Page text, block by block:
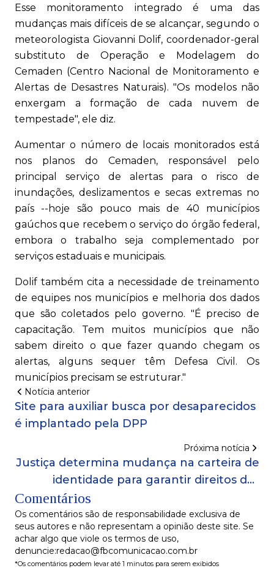
Esse monitoramento integrado é uma das
mudanças mais difíceis de se alcançar, segundo o
meteorologista Giovanni Dolif, coordenador-geral
substituto de Operação e Modelagem do
Cemaden (Centro Nacional de Monitoramento e
Alertas de Desastres Naturais). "Os modelos não
enxergam a formação de cada nuvem de
tempestade", ele diz.
Aumentar o número de locais monitorados está
nos planos do Cemaden, responsável pelo
principal serviço de alertas para o risco de
inundações, deslizamentos e secas extremas no
país --hoje são pouco mais de 40 municípios
gaúchos que recebem o serviço do órgão federal,
embora o trabalho seja complementado por
serviços estaduais e municipais.
Dolif também cita a necessidade de treinamento
de equipes nos municípios e melhoria dos dados
que são coletados pelo governo. "É preciso de
capacitação. Tem muitos municípios que não
sabem direito o que fazer quando chegam os
alertas, alguns sequer têm Defesa Civil. Os
municípios precisam se estruturar."
Notícia anterior
Site para auxiliar busca por desaparecidos
é implantado pela DPP
Próxima notícia
Justiça determina mudança na carteira de
identidade para garantir direitos das
Comentários
Os comentários são de responsabilidade exclusiva de
seus autores e não representam a opinião deste site. Se
achar algo que viole os termos de uso,
denuncie:redacao@fbcomunicacao.com.br
*Os comentários podem levar até 1 minutos para serem exibidos